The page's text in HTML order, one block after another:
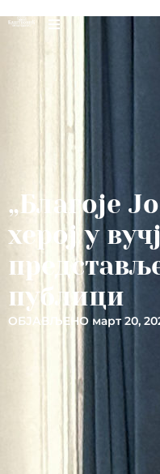
„Благоје
херој у
публици
ОБЈАВЉЕНО март 20,